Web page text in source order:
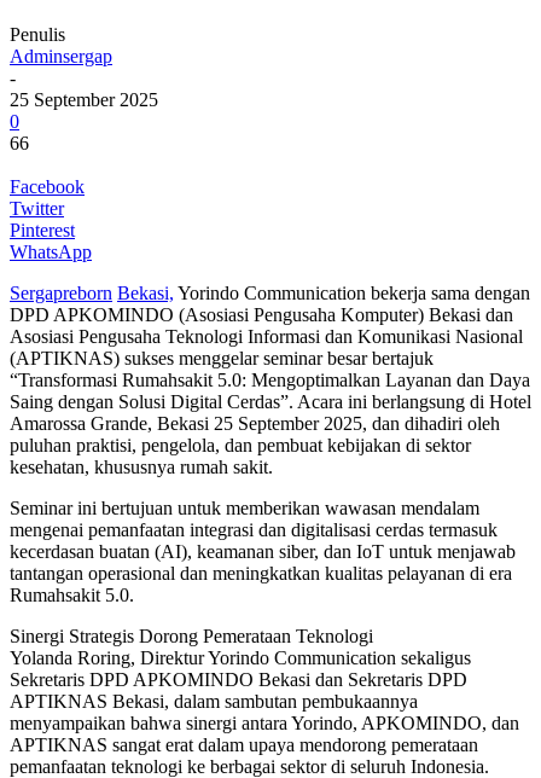
Penulis
Adminsergap
-
25 September 2025
0
66
Facebook
Twitter
Pinterest
WhatsApp
Sergapreborn Bekasi, Yorindo Communication bekerja sama dengan
DPD APKOMINDO (Asosiasi Pengusaha Komputer) Bekasi dan
Asosiasi Pengusaha Teknologi Informasi dan Komunikasi Nasional
(APTIKNAS) sukses menggelar seminar besar bertajuk
“Transformasi Rumahsakit 5.0: Mengoptimalkan Layanan dan Daya
Saing dengan Solusi Digital Cerdas”. Acara ini berlangsung di Hotel
Amarossa Grande, Bekasi 25 September 2025, dan dihadiri oleh
puluhan praktisi, pengelola, dan pembuat kebijakan di sektor
kesehatan, khususnya rumah sakit.
Seminar ini bertujuan untuk memberikan wawasan mendalam
mengenai pemanfaatan integrasi dan digitalisasi cerdas termasuk
kecerdasan buatan (AI), keamanan siber, dan IoT untuk menjawab
tantangan operasional dan meningkatkan kualitas pelayanan di era
Rumahsakit 5.0.
Sinergi Strategis Dorong Pemerataan Teknologi
Yolanda Roring, Direktur Yorindo Communication sekaligus
Sekretaris DPD APKOMINDO Bekasi dan Sekretaris DPD
APTIKNAS Bekasi, dalam sambutan pembukaannya
menyampaikan bahwa sinergi antara Yorindo, APKOMINDO, dan
APTIKNAS sangat erat dalam upaya mendorong pemerataan
pemanfaatan teknologi ke berbagai sektor di seluruh Indonesia.